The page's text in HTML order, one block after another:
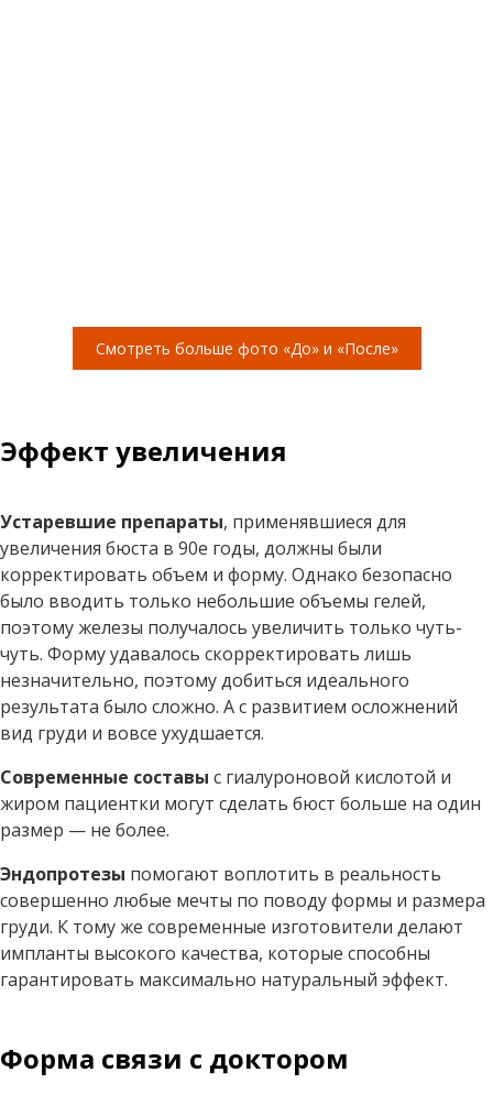
Смотреть больше фото «До» и «После»
Эффект увеличения
Устаревшие препараты, применявшиеся для
увеличения бюста в 90е годы, должны были
корректировать объем и форму. Однако безопасно
было вводить только небольшие объемы гелей,
поэтому железы получалось увеличить только чуть-
чуть. Форму удавалось скорректировать лишь
незначительно, поэтому добиться идеального
результата было сложно. А с развитием осложнений
вид груди и вовсе ухудшается.
Современные составы с гиалуроновой кислотой и
жиром пациентки могут сделать бюст больше на один
размер — не более.
Эндопротезы помогают воплотить в реальность
совершенно любые мечты по поводу формы и размера
груди. К тому же современные изготовители делают
импланты высокого качества, которые способны
гарантировать максимально натуральный эффект.
Форма связи с доктором